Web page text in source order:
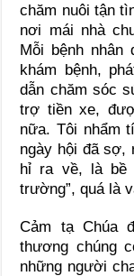
chăm nuôi tận
nơi mái nhà
Mỗi bệnh
khám bệnh,
dẫn chăm sóc
trợ tiền xe,
nữa. Tôi nhẩm
ngày hội đã sợ,
hỉ ra về, là bề
trường”, quá là
Cảm tạ Chúa
thương chúng
những người